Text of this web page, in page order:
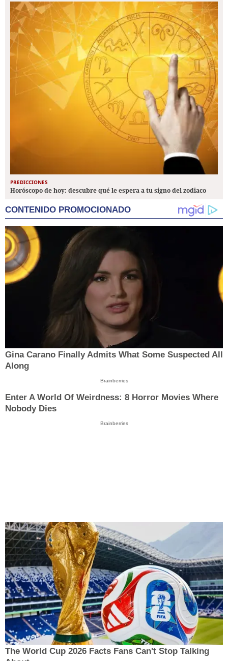
PREDICCIONES
Horóscopo de hoy: descubre qué le espera a tu signo del zodiaco
CONTENIDO PROMOCIONADO
Gina Carano Finally Admits What Some Suspected All
Along
Brainberries
Enter A World Of Weirdness: 8 Horror Movies Where
Nobody Dies
Brainberries
The World Cup 2026 Facts Fans Can't Stop Talking